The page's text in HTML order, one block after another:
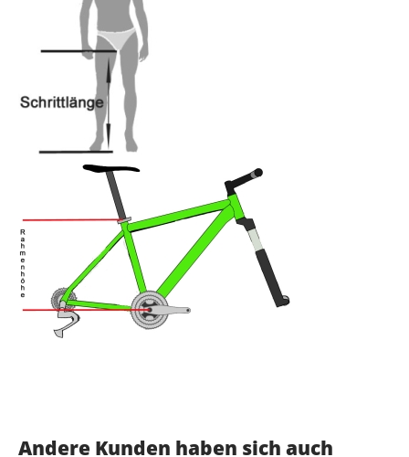
Andere Kunden haben sich auch